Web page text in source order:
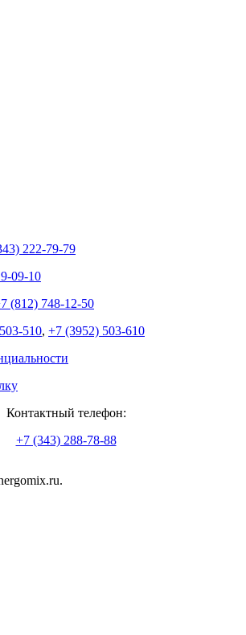
222-79-79
09-10
(812) 748-12-50
510, +7 (3952) 503-610
Контактный телефон:
+7 (343) 288-78-88